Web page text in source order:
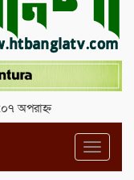
অপরাহ্ন